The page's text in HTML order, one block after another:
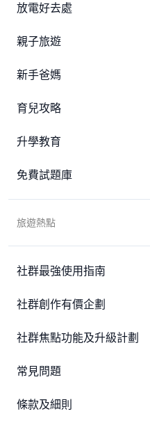
放電好去處
親子旅遊
新手爸媽
育兒攻略
升學教育
免費試題庫
旅遊熱點
社群最強使用指南
社群創作有價企劃
社群焦點功能及升級計劃
常見問題
條款及細則